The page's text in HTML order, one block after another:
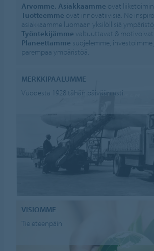
Arvomme. Asiakkaamme ovat
Tuotteemme ovat innovatiivisia. Ne
asiakkaamme luomaan yksilöllisiä
Työntekijämme valtuuttavat & motivoivat
Planeettamme suojelemme,
parempaa ympäristöä.
MERKKIPAALUMME
Vuodesta 1928 tähän päivään asti
VISIOMME
Tie eteenpäin